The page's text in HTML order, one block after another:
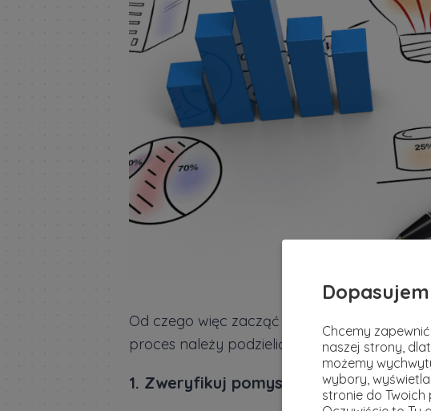
Od czego więc zacząć i jakie kroki podjąć
proces należy podzielić na kilka etapów:
1. Zweryfikuj pomysł
Chcemy
naszej strony,
możemy
wybory,
stronie do